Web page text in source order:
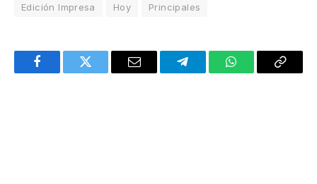
Edición Impresa Hoy Principales
FacebookTwitter Email TelegramWhatsAppCopy